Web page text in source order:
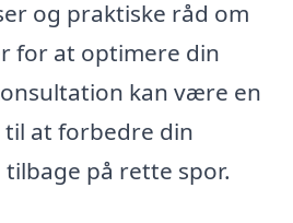
og praktiske råd om
for at optimere din
kan være en
at forbedre din
på rette spor.